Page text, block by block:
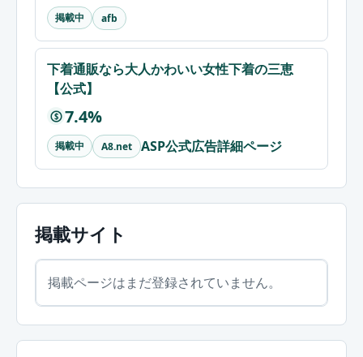
掲載中 afb
下着通販なら大人かわいい女性下着の三恵
【公式】
$ 7.4%
掲載中 A8.net ASP公式広告詳細ページ
掲載サイト
掲載ページはまだ登録されていません。